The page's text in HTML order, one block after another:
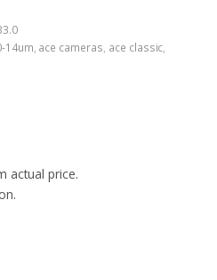
14um ace cameras ace classic
actual price.